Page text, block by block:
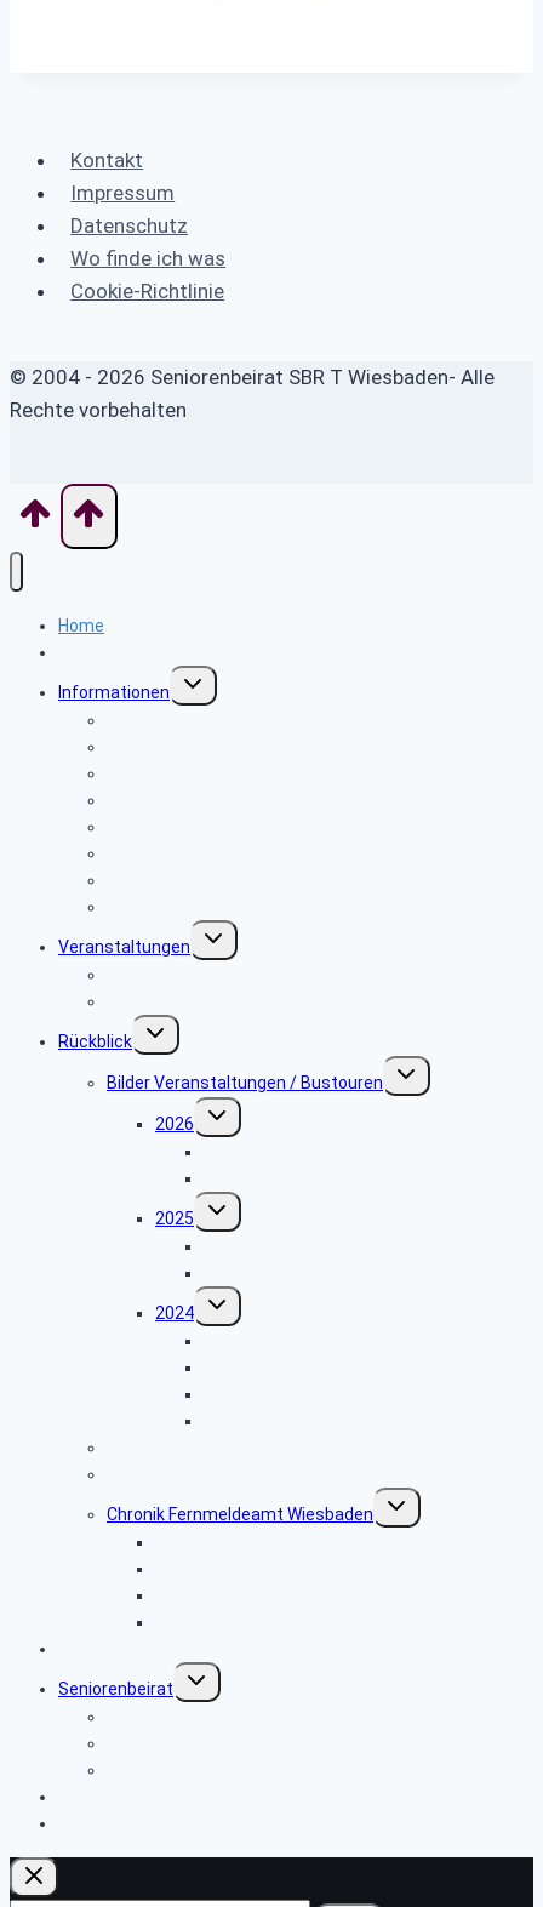
Kontakt
Impressum
Datenschutz
Wo finde ich was
Cookie-Richtlinie
© 2004 - 2026 Seniorenbeirat SBR T Wiesbaden- Alle
Rechte vorbehalten
Home
Informationen
Untermenü
umschalten
Veranstaltungen
Untermenü
umschalten
Rückblick
Untermenü
umschalten
Bilder Veranstaltungen / Bustouren
Untermenü
umschalten
2026
Untermenü
umschalten
2025
Untermenü
umschalten
2024
Untermenü
umschalten
Chronik Fernmeldeamt Wiesbaden
Untermenü
umschalten
Seniorenbeirat
Untermenü
umschalten